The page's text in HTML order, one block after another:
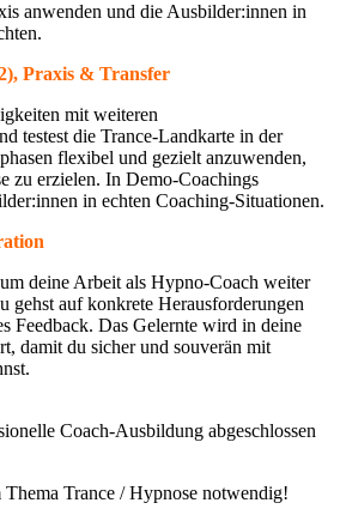
anwenden und die Ausbilder:innen in
Praxis & Transfer
mit weiteren
testest die Trance-Landkarte in der
flexibel und gezielt anzuwenden,
zu erzielen. In Demo-Coachings
in echten Coaching-Situationen.
deine Arbeit als Hypno-Coach weiter
gehst auf konkrete Herausforderungen
Feedback. Das Gelernte wird in deine
damit du sicher und souverän mit
Coach-Ausbildung abgeschlossen
Trance / Hypnose notwendig!